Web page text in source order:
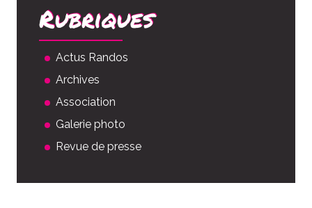
Rubriques
Actus Randos
Archives
Association
Galerie photo
Revue de presse